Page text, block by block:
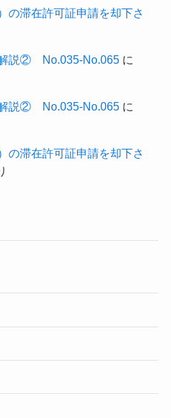
の滞在許可証申請を却下さ
説② No.035-No.065に
説② No.035-No.065に
の滞在許可証申請を却下さ